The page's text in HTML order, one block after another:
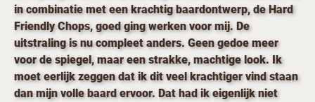
in combinatie met een krachtig baardontwerp, deHard
Friendly Chops, goed ging werken voor mij. De
uitstraling is nu compleet anders. Geen gedoe meer
voor de spiegel, maar een strakke, machtige look. Ik
moet eerlijk zeggen dat ik dit veel krachtiger vind staan
dan mijn volle baard ervoor. Dat had ik eigenlijk niet